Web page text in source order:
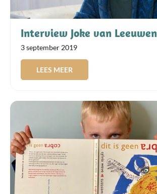
Interview Joke van Leeuwen
3 september 2019
LEES MEER